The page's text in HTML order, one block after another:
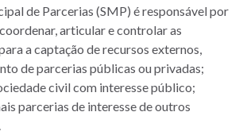
de Parcerias (SMP) é responsável por
articular e controlar as
a captação de recursos externos,
de parcerias públicas ou privadas;
civil com interesse público;
parcerias de interesse de outros